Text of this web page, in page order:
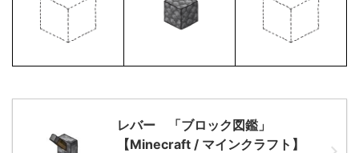
レバー 「ブロック図鑑」
【Minecraft / マインクラフト】